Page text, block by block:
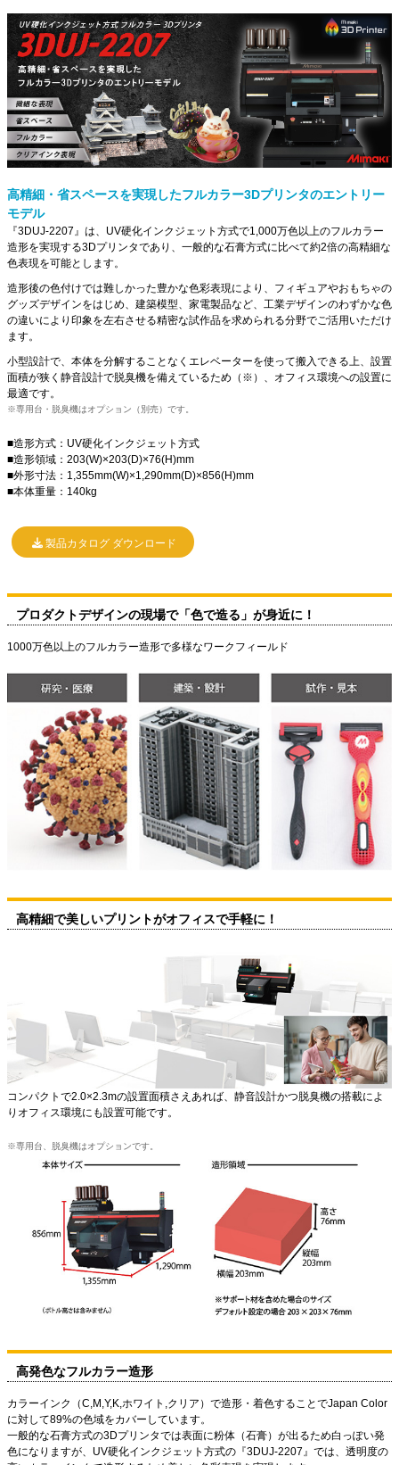
高精細・省スペースを実現したフルカラー3Dプリンタのエントリー
モデル
『3DUJ-2207』は、UV硬化インクジェット方式で1,000万色以上のフルカラー
造形を実現する3Dプリンタであり、一般的な石膏方式に比べて約2倍の高精細な
色表現を可能とします。
造形後の色付けでは難しかった豊かな色彩表現により、フィギュアやおもちゃの
グッズデザインをはじめ、建築模型、家電製品など、工業デザインのわずかな色
の違いにより印象を左右させる精密な試作品を求められる分野でご活用いただけ
ます。
小型設計で、本体を分解することなくエレベーターを使って搬入できる上、設置
面積が狭く静音設計で脱臭機を備えているため（※）、オフィス環境への設置に
最適です。
専用台・脱臭機はオプション（別売）です。
■造形方式：UV硬化インクジェット方式
■造形領域：203(W)×203(D)×76(H)mm
■外形寸法：1,355mm(W)×1,290mm(D)×856(H)mm
■本体重量：140kg
製品カタログ ダウンロード
プロダクトデザインの現場で「色で造る」が身近に！
1000万色以上のフルカラー造形で多様なワークフィールド
高精細で美しいプリントがオフィスで手軽に！
コンパクトで2.0×2.3mの設置面積さえあれば、静音設計かつ脱臭機の搭載によ
りオフィス環境にも設置可能です。
専用台、脱臭機はオプションです。
高発色なフルカラー造形
カラーインク（C,M,Y,K,ホワイト,クリア）で造形・着色することでJapan Color
に対して89%の色域をカバーしています。
一般的な石膏方式の3Dプリンタでは表面に粉体（石膏）が出るため白っぽい発
色になりますが、UV硬化インクジェット方式の『3DUJ-2207』では、透明度の